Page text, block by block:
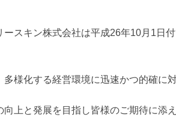
スキン株式会社は平成26年10月1日
様化する経営環境に迅速かつ的確に
上と発展を目指し皆様のご期待に添